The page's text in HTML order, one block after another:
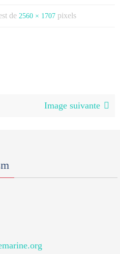
de 2560 × 1707 pixels
Image suivante